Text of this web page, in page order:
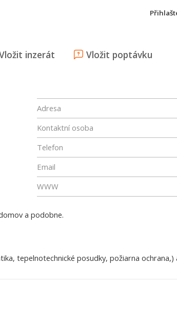
inzerát Vložit poptávku
Adresa
Kontaktní osoba
Telefon
Email
WWW
a podobne.
tepelnotechnické posudky, požiarna ochrana,)